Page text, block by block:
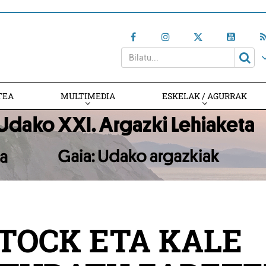
MULTIMEDIA ESKELAK / AGURRAK
ETA KALE